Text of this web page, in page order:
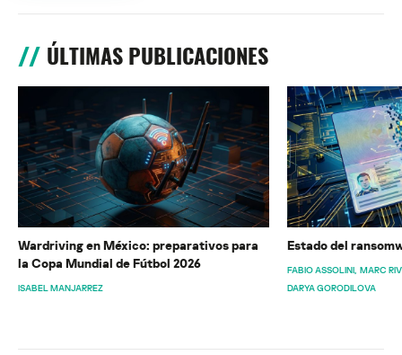
ÚLTIMAS PUBLICACIONES
Wardriving en México: preparativos para
la Copa Mundial de Fútbol 2026
ISABEL MANJARREZ
Estado del
FABIO ASSOLINI MARC
DARYA GORODILOVA